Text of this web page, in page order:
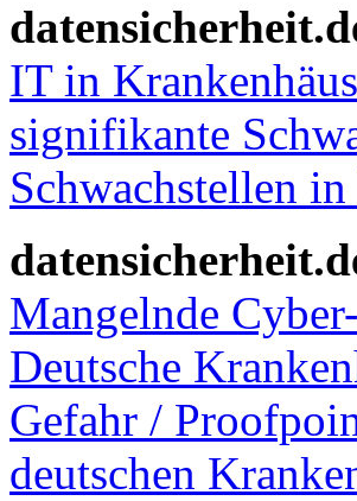
IT in
signifikante
Schwachstellen
Mangelnde
Deutsche
Gefahr /
deutschen